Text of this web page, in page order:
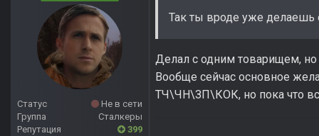
Статус
Не в сети
Группа
Сталкеры
Репутация
399
Так ты вроде уже делаешь
Делал с одним товарищем,
Вообще сейчас основное
ТЧ\ЧН\ЗП\КОК, но пока что